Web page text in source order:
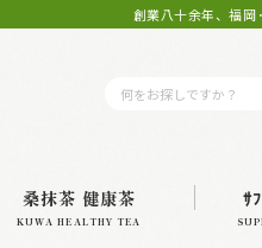
創業八十余年、福岡
桑抹茶 健康茶
KUWA HEALTHY TEA
ｻ